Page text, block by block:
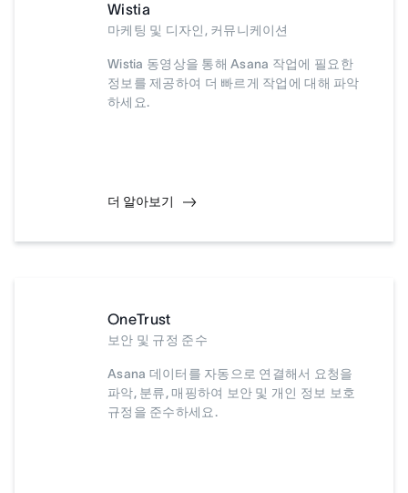
Wistia
마케팅 및 디자인, 커뮤니케이션
Wistia 동영상을 통해 Asana 작업에 필요한
정보를 제공하여 더 빠르게 작업에 대해 파악
하세요.
더 알아보기
OneTrust
보안 및 규정 준수
Asana 데이터를 자동으로 연결해서 요청을
파악, 분류, 매핑하여 보안 및 개인 정보 보호
규정을 준수하세요.